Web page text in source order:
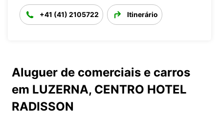
+41 (41) 2105722 Itinerário
Aluguer de comerciais e carros
em LUZERNA, CENTRO HOTEL
RADISSON